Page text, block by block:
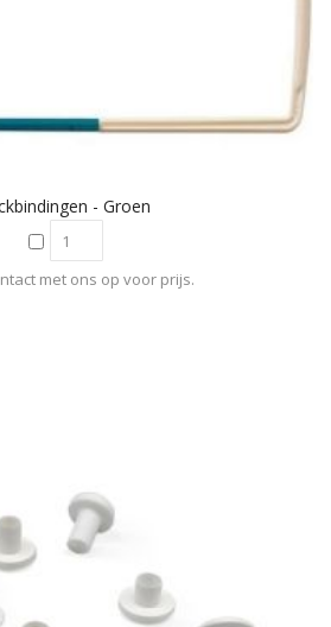
- Groen
met ons op voor prijs.